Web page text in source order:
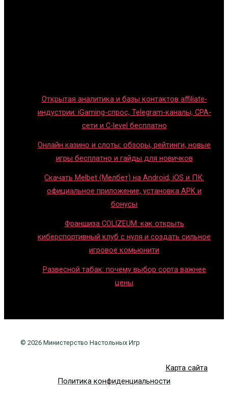
Открытая аналитика и базы контактов affiliate-
индустрии: iGaming-спрос, Telegram-каналы, CPA-
сети и C-level бесплатно
Онлайн казино и слоты: обзоры, рейтинги, новые
игры бесплатно и гайды для новичков
Скачать Melbet (Мелбет) на Android, iOS и ПК:
официальное приложение, установка APK и
бонусы
Франшиза COLIZEUM: как открыть
киберспортивный клуб с нуля и создать сильное
игровое комьюнити
Развесной табак: почему выбор сорта важнее
цены
© 2026 Министерство Настольных Игр
Карта сайта
Политика конфиденциальности